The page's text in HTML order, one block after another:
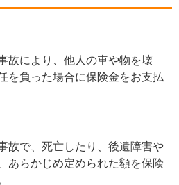
故により、他人の車や物を壊
を負った場合に保険金をお支払
故で、死亡したり、後遺障害や
あらかじめ定められた額を保険